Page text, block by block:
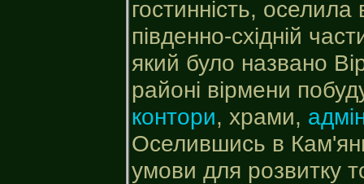
гостинність,
південно-східній
який було названо
районі вірмени
контори, храми,
Оселившись в
умови для розвитку